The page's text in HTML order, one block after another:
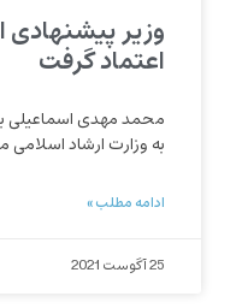
وزیر پیشنهادی
اعتماد گرفت
به وزارت ارشاد
ادامه مطلب »
25 آگوست 2021